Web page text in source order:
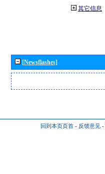
其它信息
[Newsflashes]
回到本页页首 - 反馈意见 -